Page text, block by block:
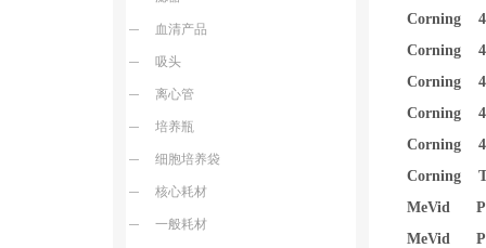
血清产品
吸头
离心管
培养瓶
细胞培养袋
核心耗材
一般耗材
Corning
Corning
Corning
Corning
Corning
Corning
MeVid
MeVid